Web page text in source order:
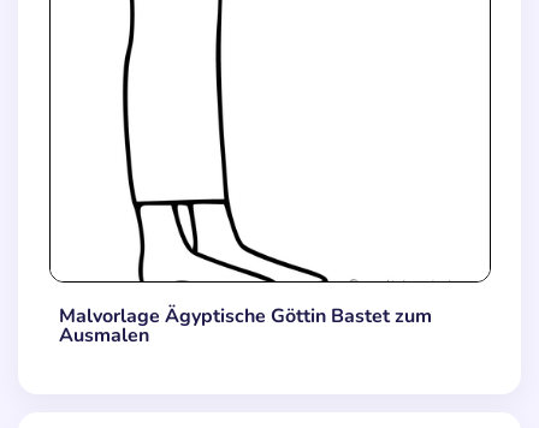
Malvorlage Ägyptische Göttin Bastet zum
Ausmalen